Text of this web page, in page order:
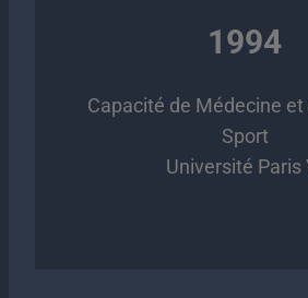
1994
Capacité de Médecine et
Sport
Université Paris